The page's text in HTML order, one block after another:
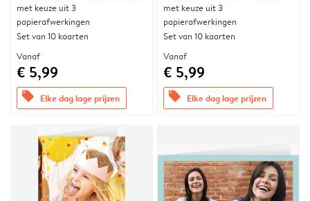
met keuze uit 3
papierafwerkingen
Set van 10 kaarten
Vanaf
€ 5,99
offers Elke dag lage prijzen
met keuze uit 3
papierafwerkingen
Set van 10 kaarten
Vanaf
€ 5,99
offers Elke dag lage prijzen